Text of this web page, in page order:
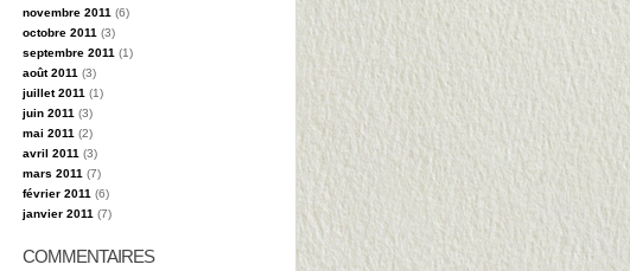
novembre 2011 (6)
octobre 2011 (3)
septembre 2011 (1)
août 2011 (3)
juillet 2011 (1)
juin 2011 (3)
mai 2011 (2)
avril 2011 (3)
mars 2011 (7)
février 2011 (6)
janvier 2011 (7)
COMMENTAIRES